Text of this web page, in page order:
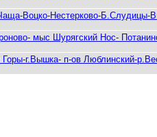
Воцко-Нестерково-Б.Слудицы-
мыс Шурягский Нос-
Горы-г.Вышка- п-ов Люблинский-